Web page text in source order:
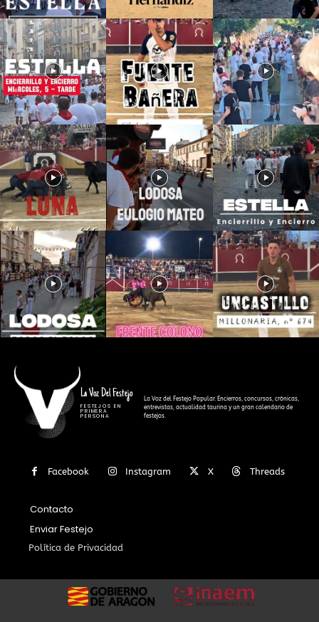
La Voz Del Festejo
FESTEJOS EN
PRIMERA
PERSONA
La Voz del Festejo Popular. Encierros, concursos, crónicas,
entrevistas, actualidad taurina y un gran calendario de
festejos.
Facebook Instagram X Threads
Contacto
Enviar Festejo
Política de Privacidad